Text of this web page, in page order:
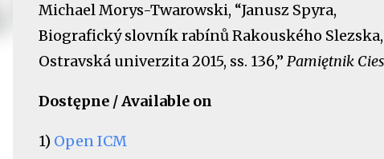
Michael Morys-Twarowski, “Janusz Spyra,
Biografický slovník rabínů Rakouského Slezska,
Ostravská univerzita 2015, ss. 136,” Pamiętnik
Dostępne / Available on
1) Open ICM